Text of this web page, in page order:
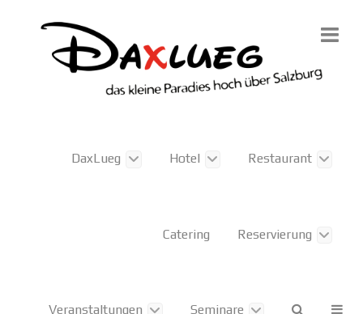
DaxLueg Hotel Restaurant
Catering Reservierung
Veranstaltungen Seminare